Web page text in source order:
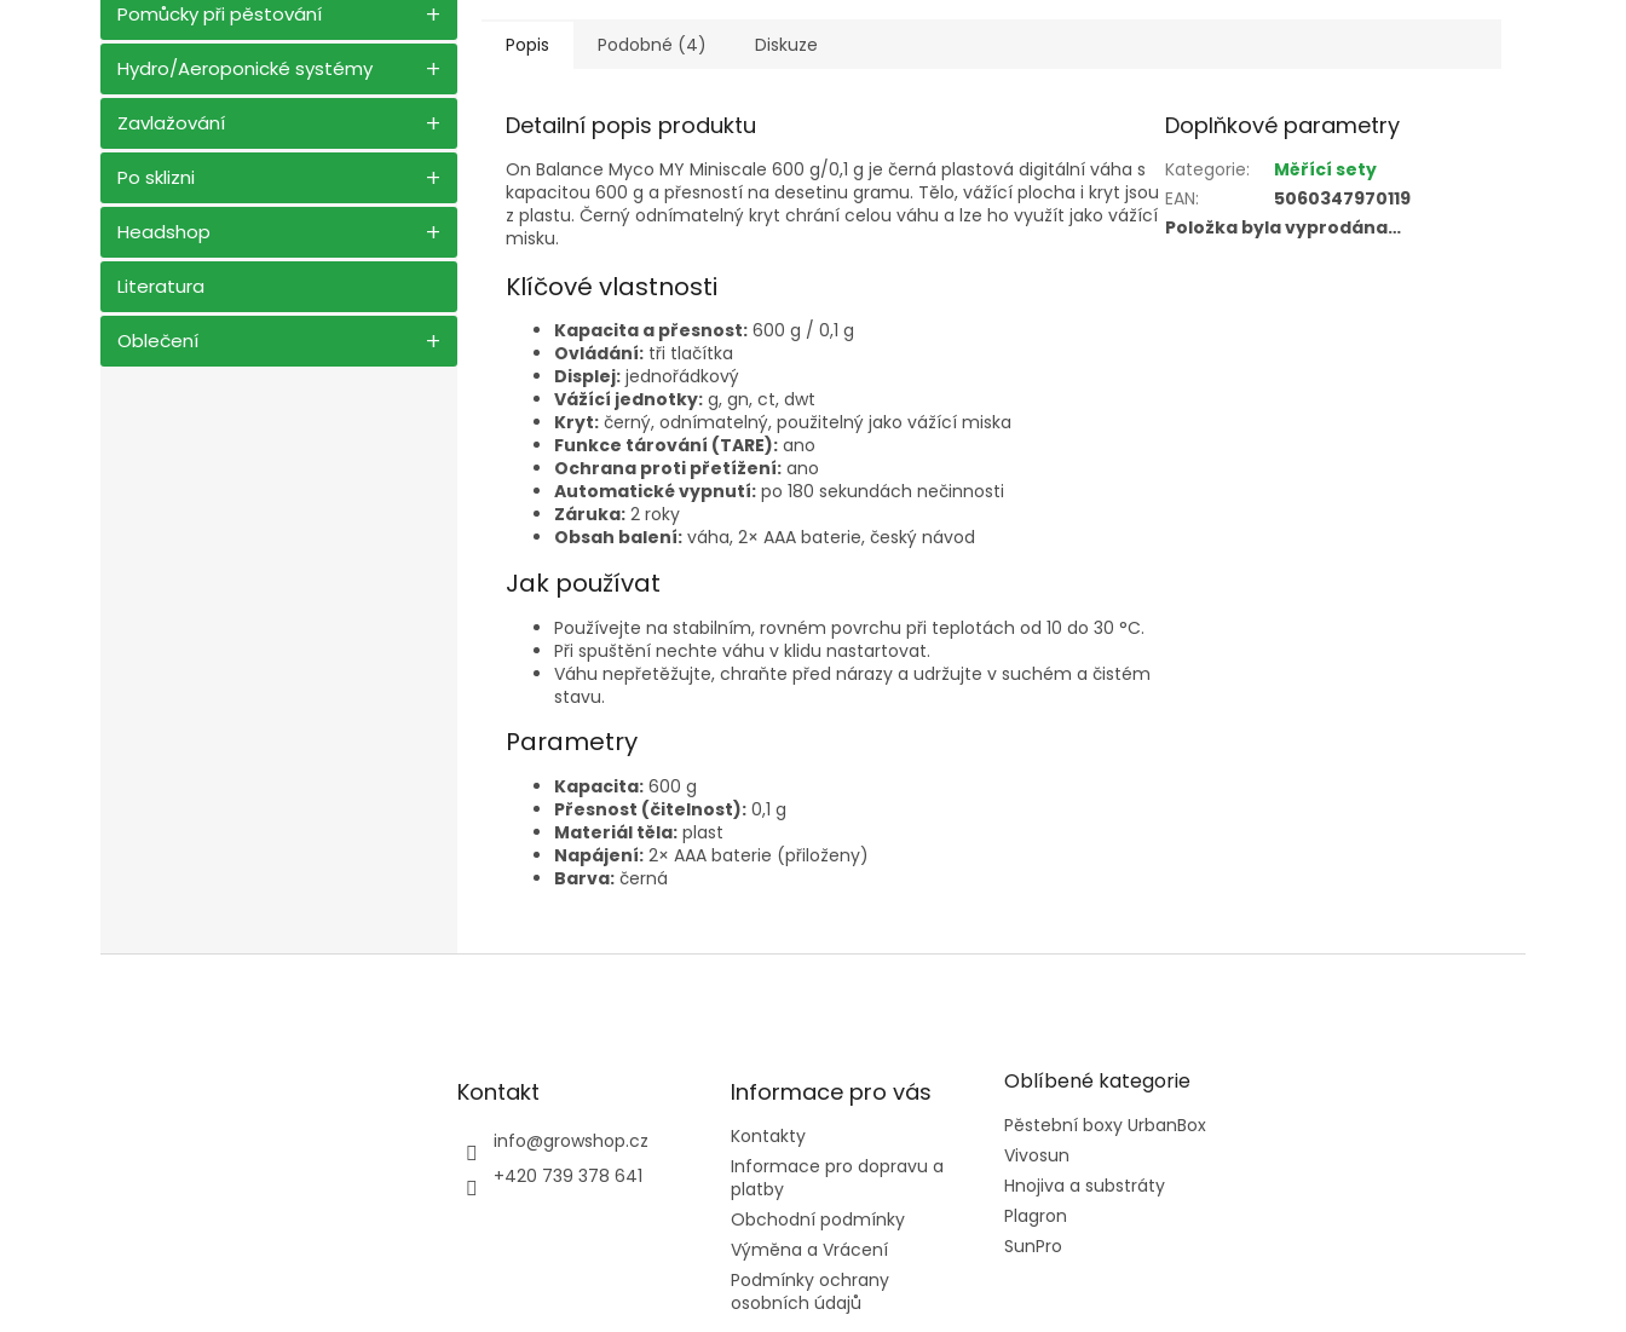
Pomůcky při pěstování
Hydro/Aeroponické systémy
Zavlažování
Po sklizni
Headshop
Literatura
Oblečení
3/4".
Popis Podobné (4) Diskuze
Detailní popis produktu
On Balance Myco MY Miniscale 600 g/0,1 g je černá plastová digitální váha s
kapacitou 600 g a přesností na desetinu gramu. Tělo, vážící plocha i kryt jsou
z plastu. Černý odnímatelný kryt chrání celou váhu a lze ho využít jako vážící
misku.
Klíčové vlastnosti
Kapacita a přesnost: 600 g / 0,1 g
Ovládání: tři tlačítka
Displej: jednořádkový
Vážící jednotky: g, gn, ct, dwt
Kryt: černý, odnímatelný, použitelný jako vážící miska
Funkce tárování (TARE): ano
Ochrana proti přetížení: ano
Automatické vypnutí: po 180 sekundách nečinnosti
Záruka: 2 roky
Obsah balení: váha, 2× AAA baterie, český návod
Jak používat
Používejte na stabilním, rovném povrchu při teplotách od 10 do 30 °C.
Při spuštění nechte váhu v klidu nastartovat.
Váhu nepřetěžujte, chraňte před nárazy a udržujte v suchém a čistém
stavu.
Parametry
Kapacita: 600 g
Přesnost (čitelnost): 0,1 g
Materiál těla: plast
Napájení: 2× AAA baterie (přiloženy)
Barva: černá
Doplňkové parametry
Kategorie:
Měřící sety
EAN:
5060347970119
Položka byla vyprodána…
Kontakt
info@growshop.cz
+420 739 378 641
Informace pro vás
Kontakty
Informace pro dopravu a
platby
Obchodní podmínky
Výměna a Vrácení
Podmínky ochrany
osobních údajů
Oblíbené kategorie
Pěstební boxy UrbanBox
Vivosun
Hnojiva a substráty
Plagron
SunPro